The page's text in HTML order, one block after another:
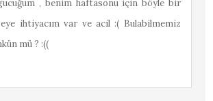
, benim haftasonu için böyle bir
ihtiyacım var ve acil :( Bulabilmemiz
mü ? :((